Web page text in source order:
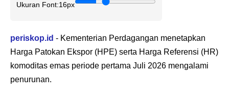
Ukuran Font:16px
periskop.id - Kementerian Perdagangan menetapkan
Harga Patokan Ekspor (HPE) serta Harga Referensi (HR)
komoditas emas periode pertama Juli 2026 mengalami
penurunan.